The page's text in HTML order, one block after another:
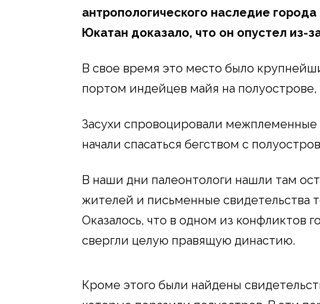
антропологического наследие
Юкатан доказало, что он опустел из-
В свое время это место было
портом индейцев майя на полуострове,
Засухи спровоцировали
начали спасаться бегством с
В наши дни палеонтологи нашли там
жителей и письменные свидетельства
Оказалось, что в одном из конфликтов
свергли целую правящую династию.
Кроме этого были найдены